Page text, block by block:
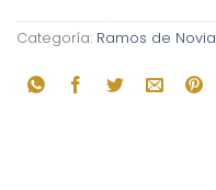
Categoría: Ramos de Novia